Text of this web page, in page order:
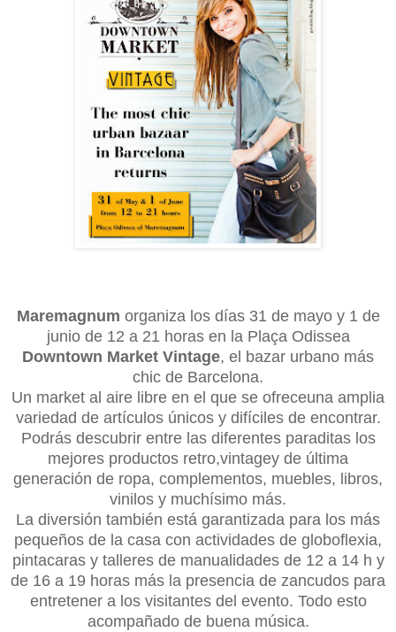
Maremagnum organiza los días 31 de mayo y 1 de
junio de 12 a 21 horas en la Plaça Odissea
Downtown Market Vintage, el bazar urbano más
chic de Barcelona.
Un market al aire libre en el que se ofreceuna amplia
variedad de artículos únicos y difíciles de encontrar.
Podrás descubrir entre las diferentes paraditas los
mejores productos retro,vintagey de última
generación de ropa, complementos, muebles, libros,
vinilos y muchísimo más.
La diversión también está garantizada para los más
pequeños de la casa con actividades de globoflexia,
pintacaras y talleres de manualidades de 12 a 14 h y
de 16 a 19 horas más la presencia de zancudos para
entretener a los visitantes del evento. Todo esto
acompañado de buena música.